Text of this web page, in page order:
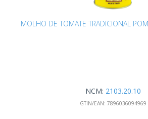
MOLHO DE TOMATE TRADICIONAL
NCM: 2103.20.10
GTIN/EAN: 7896036094969